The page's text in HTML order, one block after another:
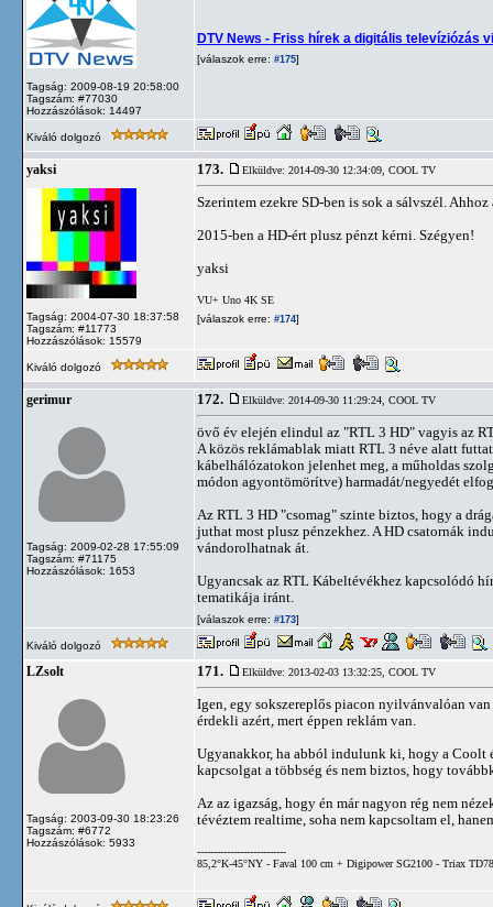
Tagság: 2009-08-19 20:58:00
Tagszám: #77030
Hozzászólások: 14497
DTV News - Friss hírek a digitális televíziózás
[válaszok erre: #175]
Kiváló dolgozó
yaksi
Tagság: 2004-07-30 18:37:58
Tagszám: #11773
Hozzászólások: 15579
173. Elküldve: 2014-09-30 12:34:09, COOL TV
Szerintem ezekre SD-ben is sok a sálvszél.
2015-ben a HD-ért plusz pénzt kérni. Szégyen!
yaksi
VU+ Uno 4K SE
[válaszok erre: #174]
Kiváló dolgozó
gerimur
Tagság: 2009-02-28 17:55:09
Tagszám: #71175
Hozzászólások: 1653
172. Elküldve: 2014-09-30 11:29:24, COOL TV
övő év elején elindul az "RTL 3 HD" vagyis az
A közös reklámablak miatt RTL 3 néve alatt
kábelhálózatokon jelenhet meg, a műholdas
módon agyontömörítve) harmadát/negyedét
Az RTL 3 HD "csomag" szinte biztos, hogy a
juthat most plusz pénzekhez. A HD csatornák
vándorolhatnak át.
Ugyancsak az RTL Kábeltévékhez kapcsolódó
tematikája iránt.
[válaszok erre: #173]
Kiváló dolgozó
LZsolt
Tagság: 2003-09-30 18:23:26
Tagszám: #6772
Hozzászólások: 5933
171. Elküldve: 2013-02-03 13:32:25, COOL TV
Igen, egy sokszereplős piacon nyilvánvalóan
érdekli azért, mert éppen reklám van.
Ugyanakkor, ha abból indulunk ki, hogy a Coolt
kapcsolgat a többség és nem biztos, hogy
Az az igazság, hogy én már nagyon rég nem
tévéztem realtime, soha nem kapcsoltam el,
---------------------------
85,2°K-45°NY - Faval 100 cm + Digipower SG2100 - Triax